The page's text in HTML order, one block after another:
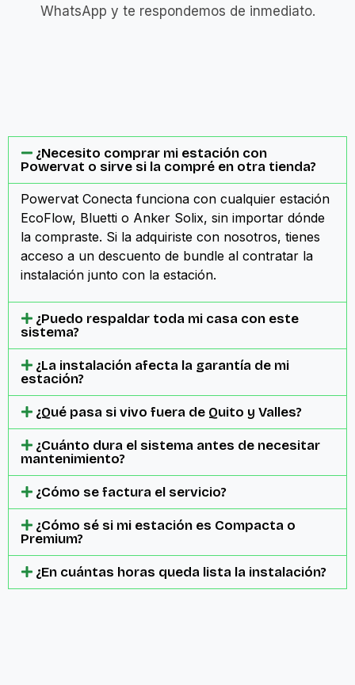
WhatsApp y te respondemos de inmediato.
¿Necesito comprar mi estación con
Powervat o sirve si la compré en otra tienda?
Powervat Conecta funciona con cualquier estación
EcoFlow, Bluetti o Anker Solix, sin importar dónde
la compraste. Si la adquiriste con nosotros, tienes
acceso a un descuento de bundle al contratar la
instalación junto con la estación.
¿Puedo respaldar toda mi casa con este
sistema?
¿La instalación afecta la garantía de mi
estación?
¿Qué pasa si vivo fuera de Quito y Valles?
¿Cuánto dura el sistema antes de necesitar
mantenimiento?
¿Cómo se factura el servicio?
¿Cómo sé si mi estación es Compacta o
Premium?
¿En cuántas horas queda lista la instalación?